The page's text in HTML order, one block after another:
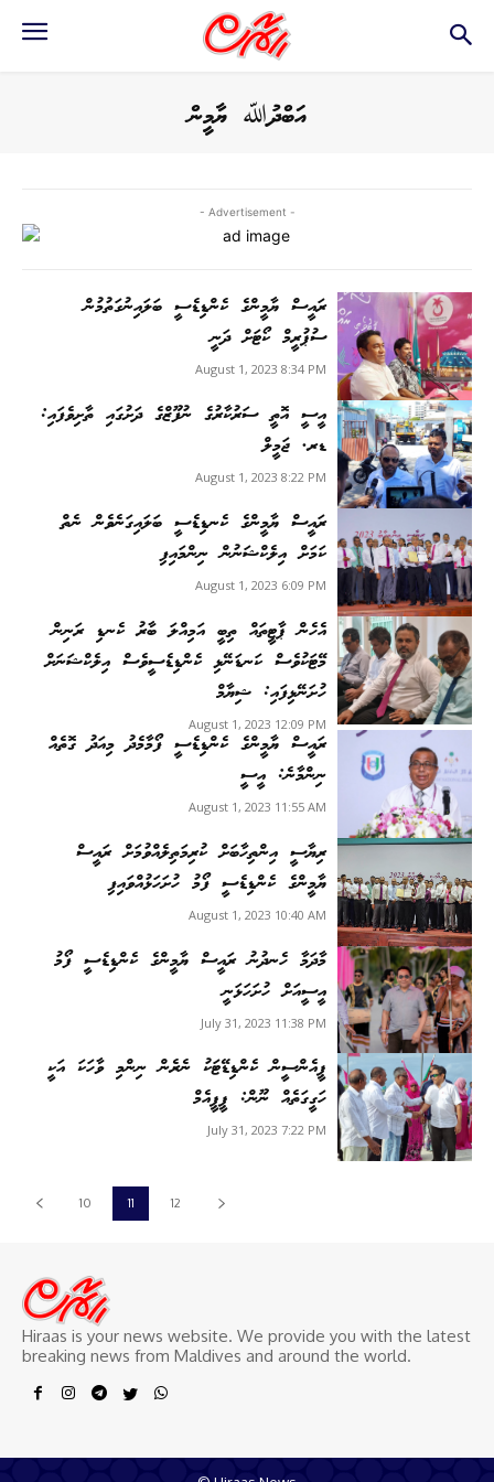
އަބްދުﷲ ޔާމީން
- Advertisement -
ރައީސް ޔާމީންގެ ކެންޑިޑެސީ ބަލައިނުގަތުމުން
ސުޕުރީމް ކޯޓަށް ދަނީ
August 1, 2023 8:34 PM
އީސީ އޮތީ ސަރުކާރުގެ ނުފޫޒްގެ ދަށުގައި ތާށިވެފައި:
ޑރ. ޖަމީލް
August 1, 2023 8:22 PM
ރައީސް ޔާމީންގެ ކެނޑިޑެސީ ބަލައިގަނެވެން ނެތް
ކަމަށް އިލެކްޝަނުން ނިންމައިފި
August 1, 2023 6:09 PM
އެހެން ޕާޓީތައް ތިބީ އަމިއްލަ ބާރު ކެނޑި ރަނިން
މޭޓަކުވެސް ކަނޑަނޭޅި ކެންޑިޑެސީވެސް އިލެކްޝަނަށް
ހުށަނޭޅިފައި: ޝިޔާމް
August 1, 2023 12:09 PM
ރައީސް ޔާމީންގެ ކެންޑިޑެސީ ފޯމާމެދު މިއަދު ގޮތެއް
ނިންމާނެ: އީސީ
August 1, 2023 11:55 AM
ރިޔާސީ އިންތިހާބަށް ކުރިމަތިލެއްވުމަށް ރައީސް
ޔާމީންގެ ކެންޑިޑެސީ ފޯމު ހުށަހަޅުއްވައިފި
August 1, 2023 10:40 AM
މާދަމާ ހެނދުނު ރައީސް ޔާމީންގެ ކެންޑިޑެސީ ފޯމު
އީސީއަށް ހުށަހަޅަނީ
July 31, 2023 11:38 PM
ޕީއެންސީން ކެންޑިޑޭޓަކު ނެރެން ނިންމި ވާހަކަ އަކީ
ހަގީގަތެއް ނޫން: ޕީޕީއެމް
July 31, 2023 7:22 PM
10 11 12
Hiraas is your news website. We provide you with the latest
breaking news from Maldives and around the world.